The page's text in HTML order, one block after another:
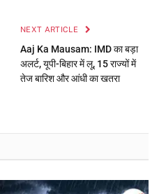
NEXT ARTICLE
Aaj Ka Mausam: IMD का बड़ा
अलर्ट, यूपी-बिहार में लू, 15 राज्यों में
तेज बारिश और आंधी का खतरा